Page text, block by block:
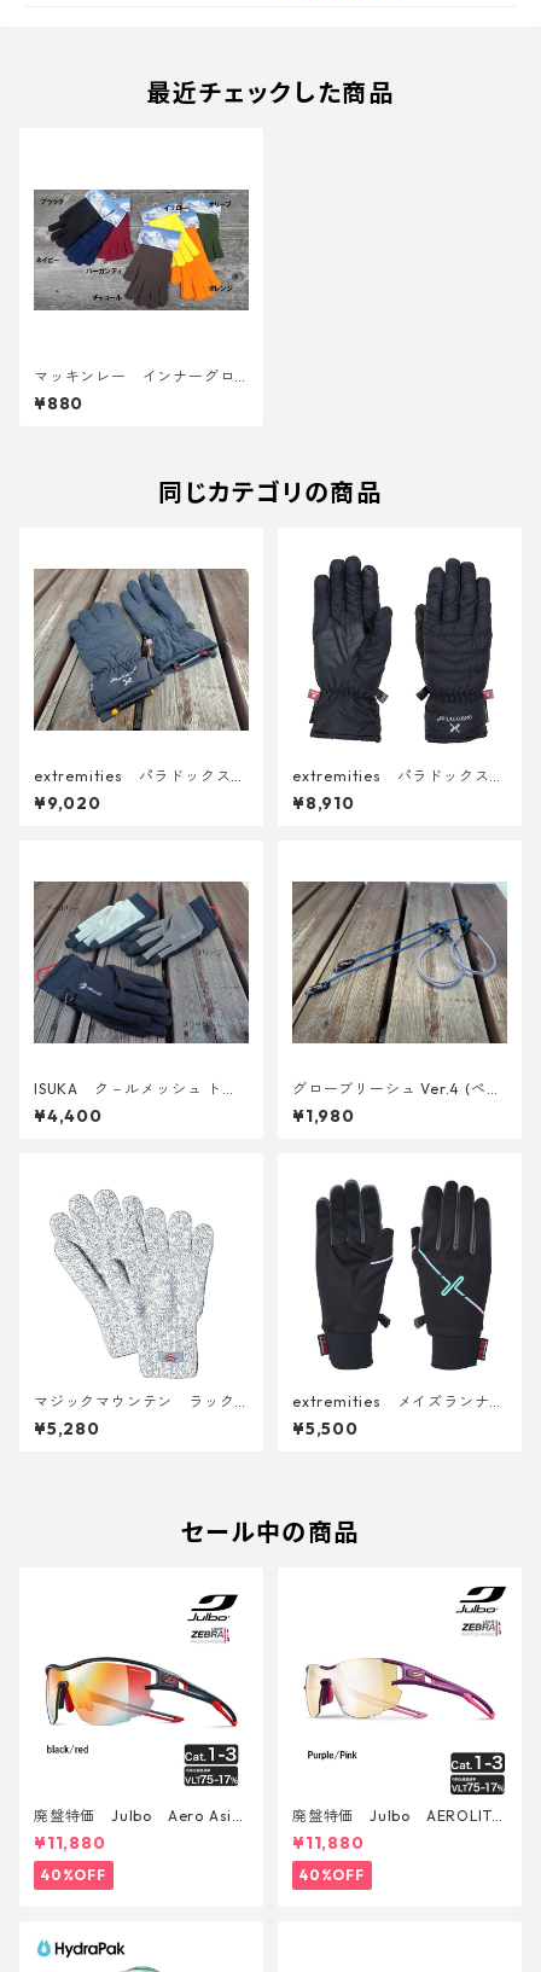
最近チェックした商品
マッキンレー インナーグロ
ーブ
¥880
同じカテゴリの商品
extremities パラドックスウ
ォータープルーフグローブ は
なまるカスタム
¥9,020
extremities パラドックスウ
ォータープルーフグローブ
¥8,910
ISUKA ク－ルメッシュ トレ
ッキンググロ－ブADDカスタ
ム
¥4,400
グローブリーシュ Ver.4 (ペ
ア)
¥1,980
マジックマウンテン ラック
ナーグローブ
¥5,280
extremities メイズランナー
グローブ
¥5,500
セール中の商品
廃盤特価 Julbo Aero Asia
nFit
¥11,880
40%OFF
廃盤特価 Julbo AEROLITE
AsianFit
¥11,880
40%OFF